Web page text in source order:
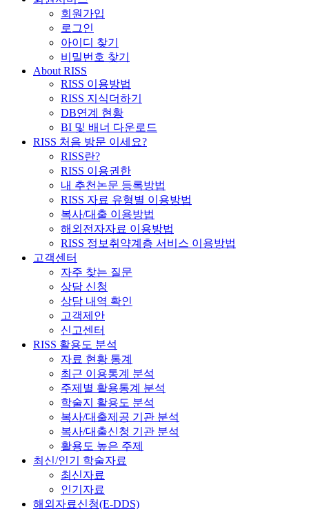
회원가입
로그인
아이디 찾기
비밀번호 찾기
About RISS
RISS 이용방법
RISS 지식더하기
DB연계 현황
BI 및 배너 다운로드
RISS 처음 방문 이세요?
RISS란?
RISS 이용권한
내 추천논문 등록방법
RISS 자료 유형별 이용방법
복사/대출 이용방법
해외전자자료 이용방법
RISS 정보취약계층 서비스 이용방법
고객센터
자주 찾는 질문
상담 신청
상담 내역 확인
고객제안
신고센터
RISS 활용도 분석
자료 현황 통계
최근 이용통계 분석
주제별 활용통계 분석
학술지 활용도 분석
복사/대출제공 기관 분석
복사/대출신청 기관 분석
활용도 높은 주제
최신/인기 학술자료
최신자료
인기자료
해외자료신청(E-DDS)